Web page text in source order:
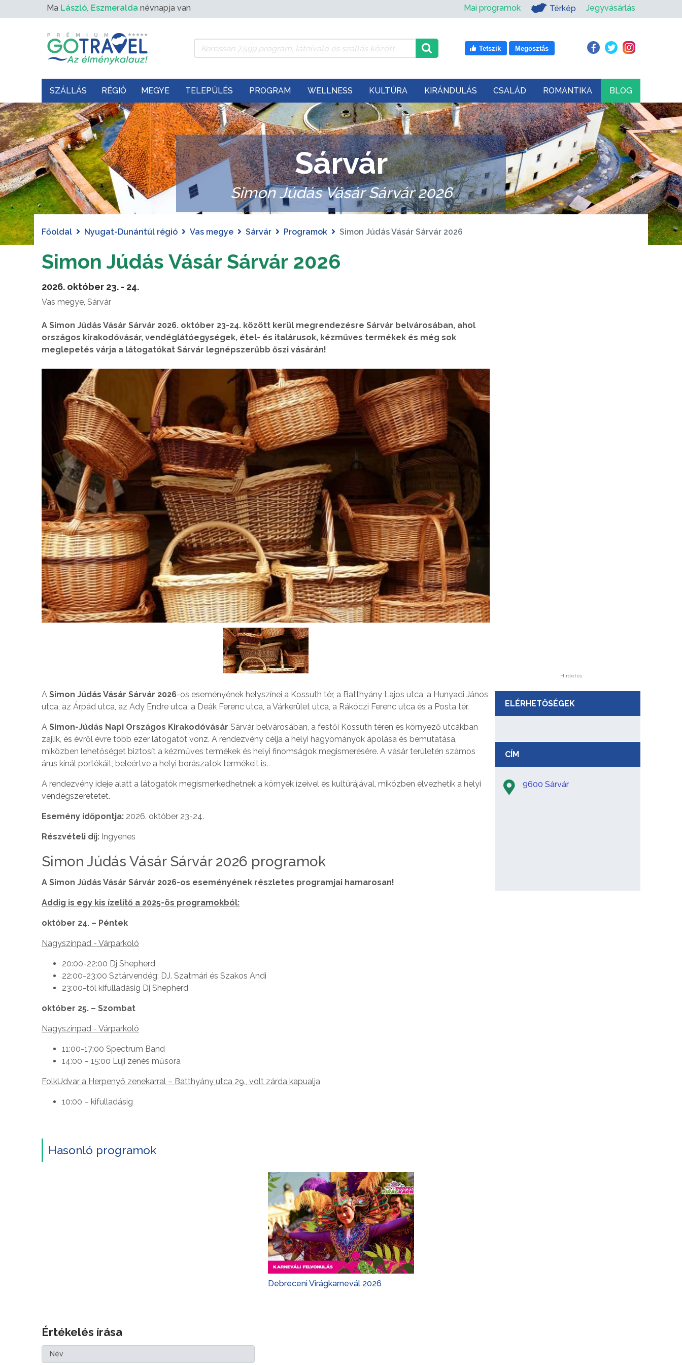
Ma László, Eszmeralda névnapja van Mai programok Térkép Jegyvásárlás
Tetszik Megosztás
SZÁLLÁS RÉGIÓ MEGYE TELEPÜLÉS PROGRAM WELLNESS KULTÚRA KIRÁNDULÁS CSALÁD ROMANTIKA BLOG
Sárvár
Simon Júdás Vásár Sárvár 2026
Főoldal Nyugat-Dunántúl régió Vas megye Sárvár Programok Simon Júdás Vásár Sárvár 2026
Simon Júdás Vásár Sárvár 2026
2026. október 23. - 24.
Vas megye, Sárvár
A Simon Júdás Vásár Sárvár 2026. október 23-24. között kerül megrendezésre Sárvár belvárosában, ahol
országos kirakodóvásár, vendéglátóegységek, étel- és italárusok, kézműves termékek és még sok
meglepetés várja a látogatókat Sárvár legnépszerűbb őszi vásárán!
A Simon Júdás Vásár Sárvár 2026-os eseményének helyszínei a Kossuth tér, a Batthyány Lajos utca, a Hunyadi János
utca, az Árpád utca, az Ady Endre utca, a Deák Ferenc utca, a Várkerület utca, a Rákóczi Ferenc utca és a Posta tér.
A Simon-Júdás Napi Országos Kirakodóvásár Sárvár belvárosában, a festői Kossuth téren és környező utcákban
zajlik, és évről évre több ezer látogatót vonz. A rendezvény célja a helyi hagyományok ápolása és bemutatása,
miközben lehetőséget biztosít a kézműves termékek és helyi finomságok megismerésére. A vásár területén számos
árus kínál portékáit, beleértve a helyi borászatok termékeit is.
A rendezvény ideje alatt a látogatók megismerkedhetnek a környék ízeivel és kultúrájával, miközben élvezhetik a helyi
vendégszeretetet.
Esemény időpontja: 2026. október 23-24.
Részvételi díj: Ingyenes
Simon Júdás Vásár Sárvár 2026 programok
A Simon Júdás Vásár Sárvár 2026-os eseményének részletes programjai hamarosan!
Addig is egy kis ízelítő a 2025-ös programokból:
október 24. – Péntek
Nagyszínpad - Várparkoló
20:00-22:00 Dj Shepherd
22:00-23:00 Sztárvendég: DJ. Szatmári és Szakos Andi
23:00-tól kifulladásig Dj Shepherd
október 25. – Szombat
Nagyszínpad - Várparkoló
11:00-17:00 Spectrum Band
14:00 – 15:00 Luji zenés műsora
FolkUdvar a Herpenyő zenekarral – Batthyány utca 29., volt zárda kapualja
10:00 – kifulladásig
Hasonló programok
Debreceni Virágkarnevál 2026
Értékelés írása
Hirdetés
ELÉRHETŐSÉGEK
CÍM
9600 Sárvár